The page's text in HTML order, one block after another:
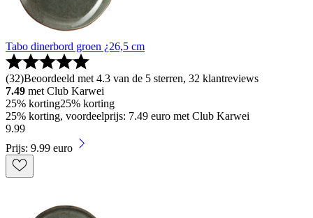
Tabo dinerbord groen ¿26,5 cm
(32)Beoordeeld met 4.3 van de 5 sterren, 32 klantreviews
7.49 met Club Karwei
25% korting25% korting
25% korting, voordeelprijs: 7.49 euro met Club Karwei
9.99
Prijs: 9.99 euro